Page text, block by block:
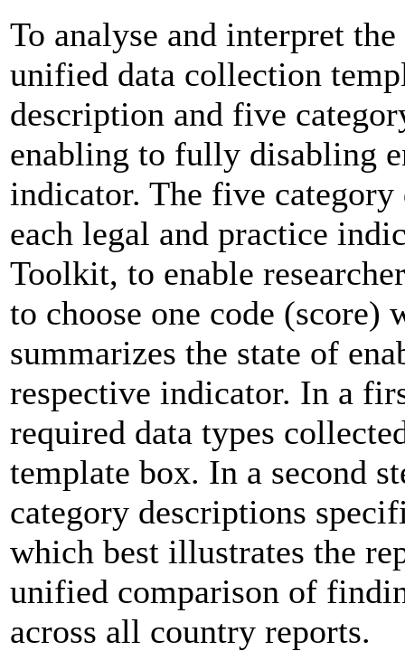
To analyse and interpret
unified data collection
description and five
enabling to fully disabling
indicator. The five
each legal and practice
Toolkit, to enable
to choose one code (score)
summarizes the state of
respective indicator. In a
required data types
template box. In a second
category descriptions
which best illustrates the
unified comparison of
across all country reports.